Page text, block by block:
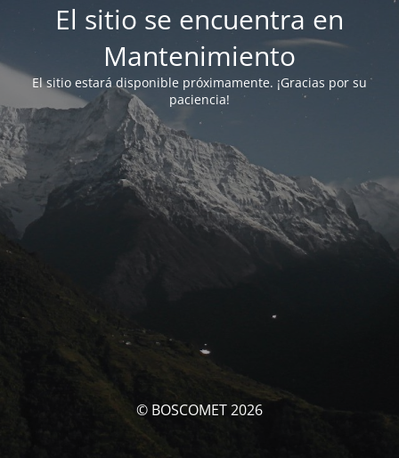
El sitio se encuentra en
Mantenimiento
El sitio estará disponible próximamente. ¡Gracias por su
paciencia!
© BOSCOMET 2026